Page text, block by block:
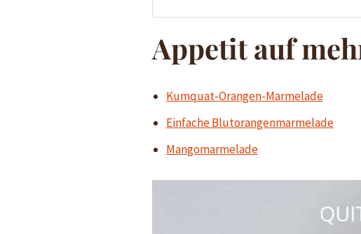
Appetit auf
Kumquat-Orangen-Marmelade
Einfache Blutorangenmarmelade
Mangomarmelade